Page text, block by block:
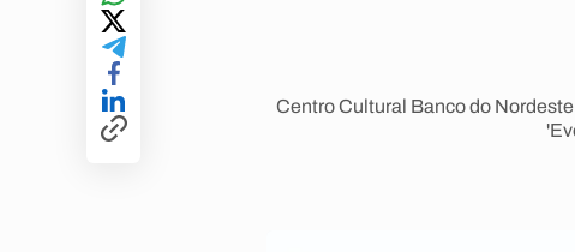
Centro Cultural Banco do